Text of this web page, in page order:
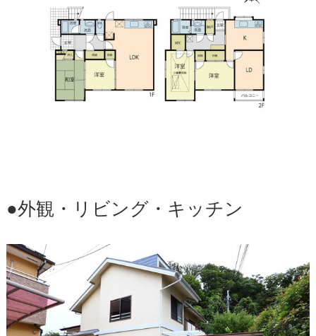
●外観・リビング・キッチン